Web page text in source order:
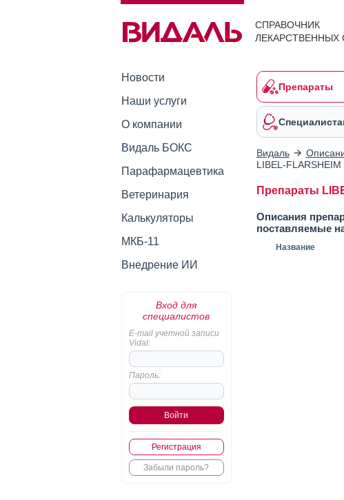
СПРАВОЧНИК
ЛЕКАРСТВЕННЫХ
Новости
Наши услуги
О компании
Видаль БОКС
Парафармацевтика
Ветеринария
Калькуляторы
МКБ-11
Внедрение ИИ
Вход для
специалистов
E-mail учетной записи
Vidal:
Пароль:
Регистрация
Забыли пароль?
Препараты
Видаль
LIBEL-FLARSHEIM
Препараты
Описания
поставляемые
Название